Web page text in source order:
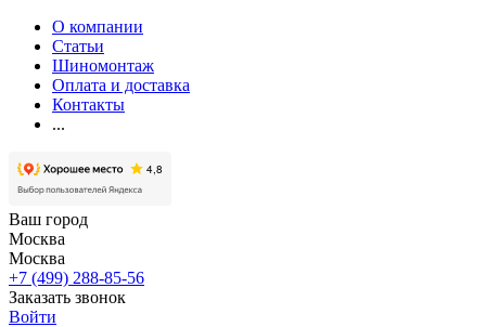
О компании
Статьи
Шиномонтаж
Оплата и доставка
Контакты
...
Ваш город
Москва
Москва
+7 (499) 288-85-56
Заказать звонок
Войти